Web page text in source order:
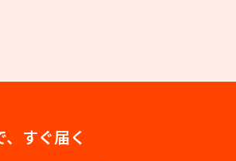
すぐ届く